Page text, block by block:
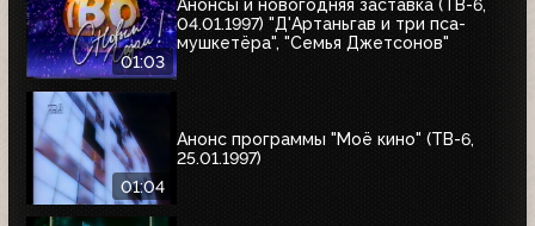
01:03
Анонсы и новогодняя заставка (ТВ-6,
04.01.1997) "Д'Артаньгав и три пса-
мушкетёра", "Семья Джетсонов"
01:04
Анонс программы "Моё кино" (ТВ-6,
25.01.1997)